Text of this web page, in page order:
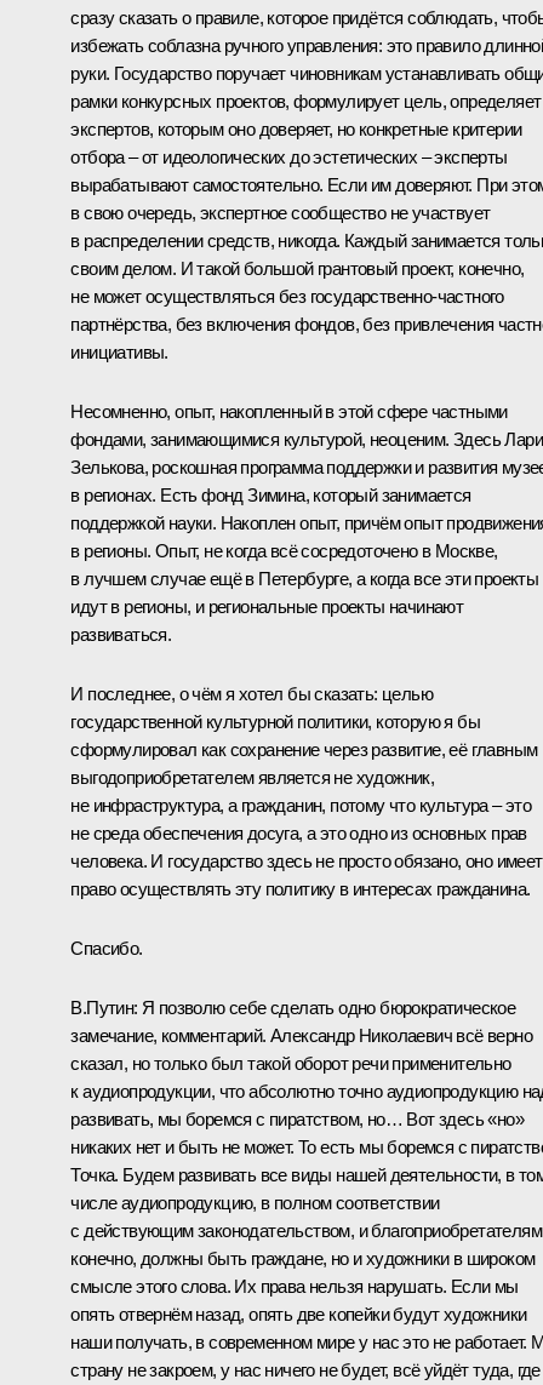
сразу сказать о правиле, которое придётся соблюдать,
избежать соблазна ручного управления: это правило
руки. Государство поручает чиновникам устанавливать
рамки конкурсных проектов, формулирует цель, определяет
экспертов, которым оно доверяет, но конкретные критерии
отбора – от идеологических до эстетических – эксперты
вырабатывают самостоятельно. Если им доверяют. При
в свою очередь, экспертное сообщество не участвует
в распределении средств, никогда. Каждый занимается
своим делом. И такой большой грантовый проект, конечно,
не может осуществляться без государственно-частного
партнёрства, без включения фондов, без привлечения
инициативы.
Несомненно, опыт, накопленный в этой сфере частными
фондами, занимающимися культурой, неоценим. Здесь
Зелькова, роскошная программа поддержки и развития
в регионах. Есть фонд Зимина, который занимается
поддержкой науки. Накоплен опыт, причём опыт
в регионы. Опыт, не когда всё сосредоточено в Москве,
в лучшем случае ещё в Петербурге, а когда все эти проекты
идут в регионы, и региональные проекты начинают
развиваться.
И последнее, о чём я хотел бы сказать: целью
государственной культурной политики, которую я бы
сформулировал как сохранение через развитие, её главным
выгодоприобретателем является не художник,
не инфраструктура, а гражданин, потому что культура – это
не среда обеспечения досуга, а это одно из основных прав
человека. И государство здесь не просто обязано, оно имеет
право осуществлять эту политику в интересах гражданина.
Спасибо.
В.Путин: Я позволю себе сделать одно бюрократическое
замечание, комментарий. Александр Николаевич всё верно
сказал, но только был такой оборот речи применительно
к аудиопродукции, что абсолютно точно аудиопродукцию
развивать, мы боремся с пиратством, но… Вот здесь «но»
никаких нет и быть не может. То есть мы боремся с
Точка. Будем развивать все виды нашей деятельности, в
числе аудиопродукцию, в полном соответствии
с действующим законодательством, и
конечно, должны быть граждане, но и художники в широком
смысле этого слова. Их права нельзя нарушать. Если мы
опять отвернём назад, опять две копейки будут художники
наши получать, в современном мире у нас это не работает.
страну не закроем, у нас ничего не будет, всё уйдёт туда, где